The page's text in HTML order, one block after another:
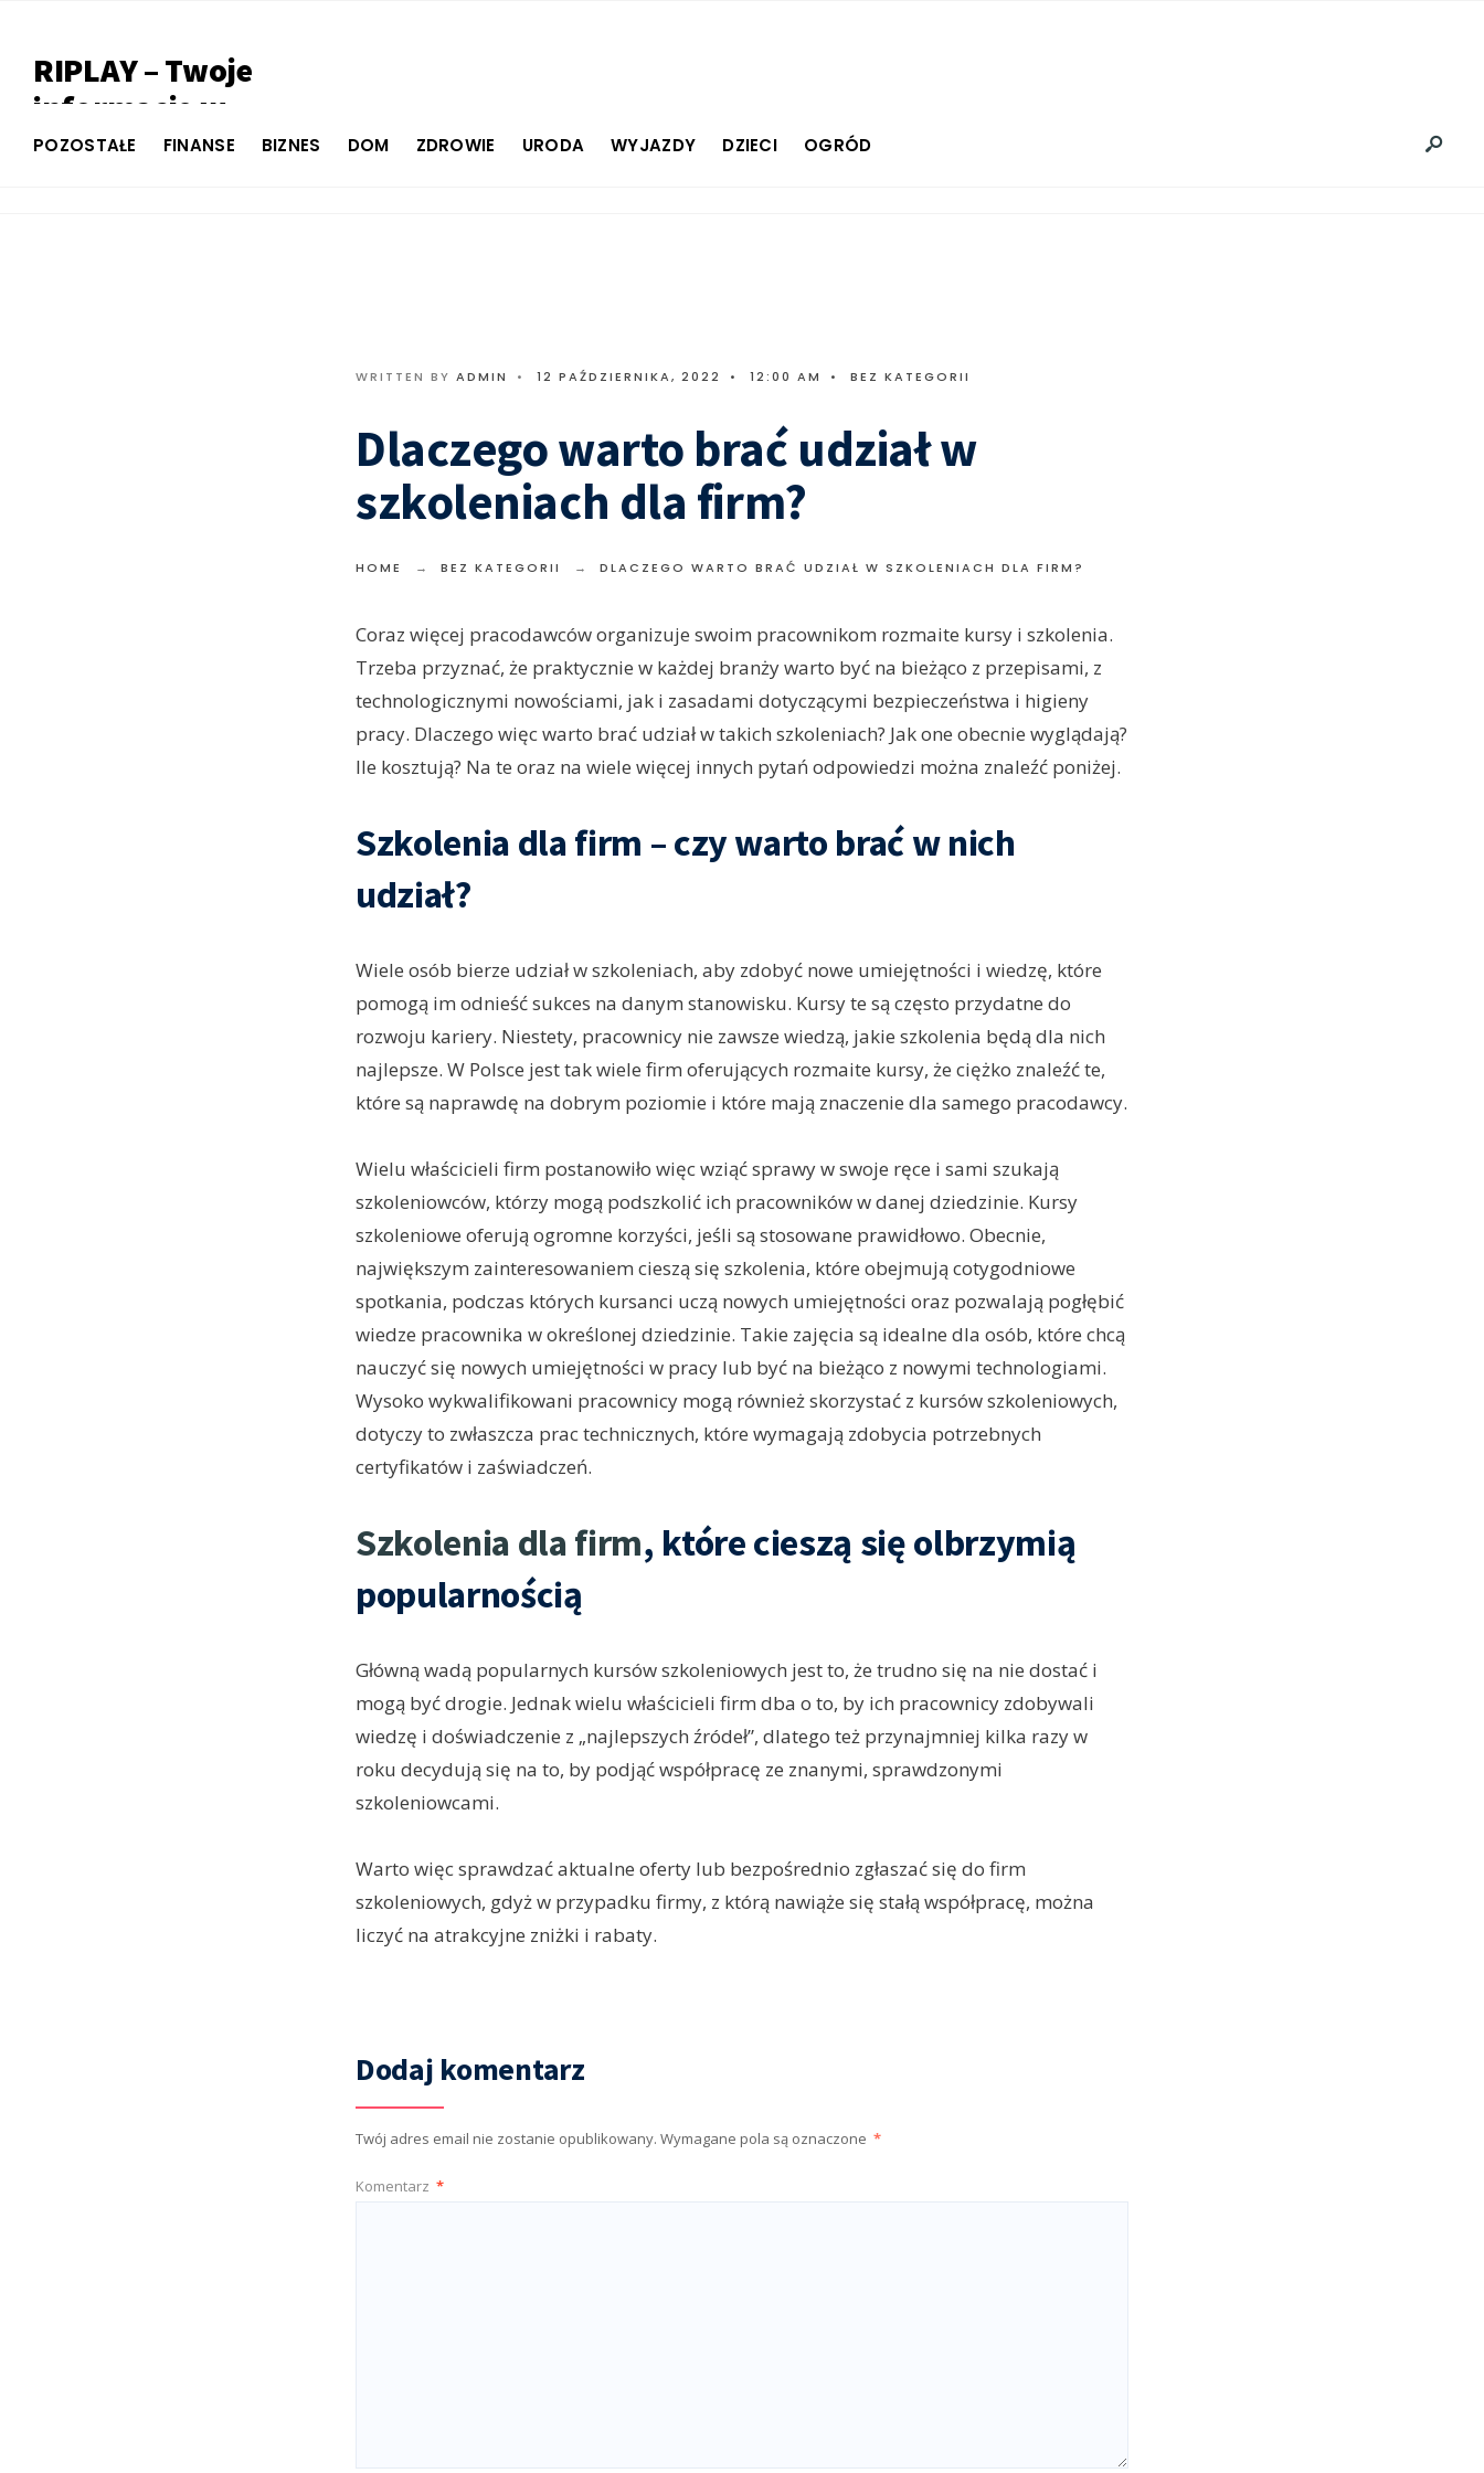
RIPLAY – Twoje
informacje w
jednym miejscu
POZOSTAŁE FINANSE BIZNES DOM ZDROWIE URODA WYJAZDY DZIECI OGRÓD
WRITTEN BY ADMIN • 12 PAŹDZIERNIKA, 2022 • 12:00 AM • BEZ KATEGORII
Dlaczego warto brać udział w
szkoleniach dla firm?
HOME BEZ KATEGORII DLACZEGO WARTO BRAĆ UDZIAŁ W SZKOLENIACH DLA FIRM?
Coraz więcej pracodawców organizuje swoim pracownikom rozmaite kursy i szkolenia.
Trzeba przyznać, że praktycznie w każdej branży warto być na bieżąco z przepisami, z
technologicznymi nowościami, jak i zasadami dotyczącymi bezpieczeństwa i higieny
pracy. Dlaczego więc warto brać udział w takich szkoleniach? Jak one obecnie wyglądają?
Ile kosztują? Na te oraz na wiele więcej innych pytań odpowiedzi można znaleźć poniżej.
Szkolenia dla firm – czy warto brać w nich
udział?
Wiele osób bierze udział w szkoleniach, aby zdobyć nowe umiejętności i wiedzę, które
pomogą im odnieść sukces na danym stanowisku. Kursy te są często przydatne do
rozwoju kariery. Niestety, pracownicy nie zawsze wiedzą, jakie szkolenia będą dla nich
najlepsze. W Polsce jest tak wiele firm oferujących rozmaite kursy, że ciężko znaleźć te,
które są naprawdę na dobrym poziomie i które mają znaczenie dla samego pracodawcy.
Wielu właścicieli firm postanowiło więc wziąć sprawy w swoje ręce i sami szukają
szkoleniowców, którzy mogą podszkolić ich pracowników w danej dziedzinie. Kursy
szkoleniowe oferują ogromne korzyści, jeśli są stosowane prawidłowo. Obecnie,
największym zainteresowaniem cieszą się szkolenia, które obejmują cotygodniowe
spotkania, podczas których kursanci uczą nowych umiejętności oraz pozwalają pogłębić
wiedze pracownika w określonej dziedzinie. Takie zajęcia są idealne dla osób, które chcą
nauczyć się nowych umiejętności w pracy lub być na bieżąco z nowymi technologiami.
Wysoko wykwalifikowani pracownicy mogą również skorzystać z kursów szkoleniowych,
dotyczy to zwłaszcza prac technicznych, które wymagają zdobycia potrzebnych
certyfikatów i zaświadczeń.
Szkolenia dla firm, które cieszą się olbrzymią
popularnością
Główną wadą popularnych kursów szkoleniowych jest to, że trudno się na nie dostać i
mogą być drogie. Jednak wielu właścicieli firm dba o to, by ich pracownicy zdobywali
wiedzę i doświadczenie z „najlepszych źródeł”, dlatego też przynajmniej kilka razy w
roku decydują się na to, by podjąć współpracę ze znanymi, sprawdzonymi
szkoleniowcami.
Warto więc sprawdzać aktualne oferty lub bezpośrednio zgłaszać się do firm
szkoleniowych, gdyż w przypadku firmy, z którą nawiąże się stałą współpracę, można
liczyć na atrakcyjne zniżki i rabaty.
Dodaj komentarz
Twój adres email nie zostanie opublikowany. Wymagane pola są oznaczone *
Komentarz *